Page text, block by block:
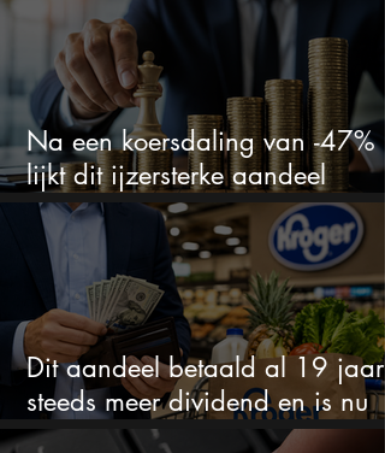
Na een koersdaling van -47%
lijkt dit ijzersterke aandeel
aantrekkelijker dan ooit
Dit aandeel betaald al 19 jaar
steeds meer dividend en is nu
goedkoop